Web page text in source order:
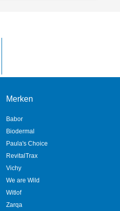
Merken
Babor
Biodermal
Paula's Choice
RevitalTrax
Vichy
We are Wild
Witlof
Zarqa